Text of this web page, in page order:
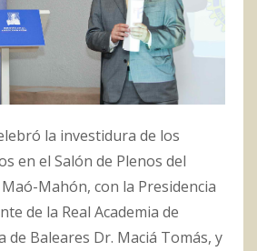
la investidura de los
en el Salón de Plenos del
Mahón, con la Presidencia
de la Real Academia de
de Baleares Dr. Maciá Tomás, y